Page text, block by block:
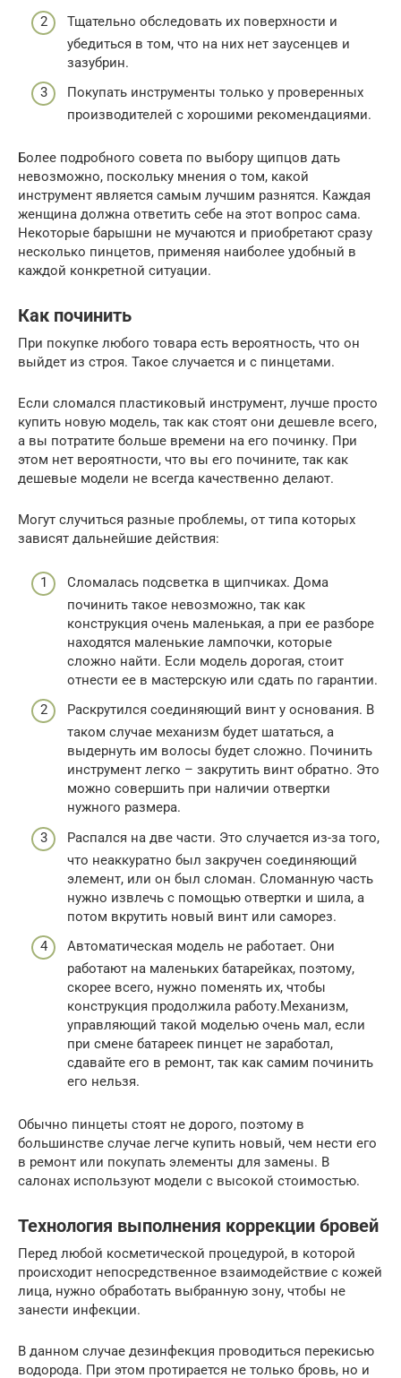
Тщательно обследовать их поверхности и
убедиться в том, что на них нет заусенцев и
зазубрин.
Покупать инструменты только у проверенных
производителей с хорошими рекомендациями.
Более подробного совета по выбору щипцов дать
невозможно, поскольку мнения о том, какой
инструмент является самым лучшим разнятся. Каждая
женщина должна ответить себе на этот вопрос сама.
Некоторые барышни не мучаются и приобретают сразу
несколько пинцетов, применяя наиболее удобный в
каждой конкретной ситуации.
Как починить
При покупке любого товара есть вероятность, что он
выйдет из строя. Такое случается и с пинцетами.
Если сломался пластиковый инструмент, лучше просто
купить новую модель, так как стоят они дешевле всего,
а вы потратите больше времени на его починку. При
этом нет вероятности, что вы его почините, так как
дешевые модели не всегда качественно делают.
Могут случиться разные проблемы, от типа которых
зависят дальнейшие действия:
Сломалась подсветка в щипчиках. Дома
починить такое невозможно, так как
конструкция очень маленькая, а при ее разборе
находятся маленькие лампочки, которые
сложно найти. Если модель дорогая, стоит
отнести ее в мастерскую или сдать по гарантии.
Раскрутился соединяющий винт у основания. В
таком случае механизм будет шататься, а
выдернуть им волосы будет сложно. Починить
инструмент легко – закрутить винт обратно. Это
можно совершить при наличии отвертки
нужного размера.
Распался на две части. Это случается из-за того,
что неаккуратно был закручен соединяющий
элемент, или он был сломан. Сломанную часть
нужно извлечь с помощью отвертки и шила, а
потом вкрутить новый винт или саморез.
Автоматическая модель не работает. Они
работают на маленьких батарейках, поэтому,
скорее всего, нужно поменять их, чтобы
конструкция продолжила работу.Механизм,
управляющий такой моделью очень мал, если
при смене батареек пинцет не заработал,
сдавайте его в ремонт, так как самим починить
его нельзя.
Обычно пинцеты стоят не дорого, поэтому в
большинстве случае легче купить новый, чем нести его
в ремонт или покупать элементы для замены. В
салонах используют модели с высокой стоимостью.
Технология выполнения коррекции бровей
Перед любой косметической процедурой, в которой
происходит непосредственное взаимодействие с кожей
лица, нужно обработать выбранную зону, чтобы не
занести инфекции.
В данном случае дезинфекция проводиться перекисью
водорода. При этом протирается не только бровь, но и